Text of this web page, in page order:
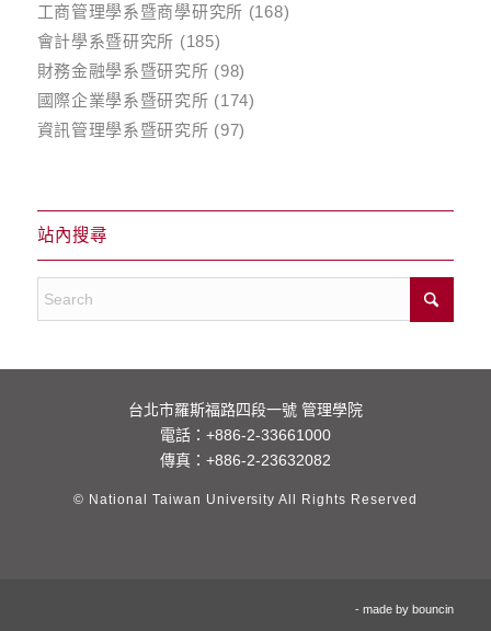
工商管理學系暨商學研究所 (168)
會計學系暨研究所 (185)
財務金融學系暨研究所 (98)
國際企業學系暨研究所 (174)
資訊管理學系暨研究所 (97)
站內搜尋
台北市羅斯福路四段一號 管理學院
電話： +886-2-33661000
傳真：+886-2-23632082
© National Taiwan University All Rights Reserved
- made bybouncin